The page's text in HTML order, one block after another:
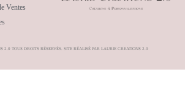
Ventes
2.0 TOUS DROITS RÉSERVÉS. SITE RÉALISÉ PAR LAURIE CREATIONS 2.0